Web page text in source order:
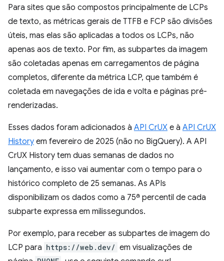
Para sites que são compostos principalmente de LCPs
de texto, as métricas gerais de TTFB e FCP são divisões
úteis, mas elas são aplicadas a todos os LCPs, não
apenas aos de texto. Por fim, as subpartes da imagem
são coletadas apenas em carregamentos de página
completos, diferente da métrica LCP, que também é
coletada em navegações de ida e volta e páginas pré-
renderizadas.
Esses dados foram adicionados à API CrUX e à API CrUX
History em fevereiro de 2025 (não no BigQuery). A API
CrUX History tem duas semanas de dados no
lançamento, e isso vai aumentar com o tempo para o
histórico completo de 25 semanas. As APIs
disponibilizam os dados como a 75ª percentil de cada
subparte expressa em milissegundos.
Por exemplo, para receber as subpartes de imagem do
LCP para https://web.dev/ em visualizações de